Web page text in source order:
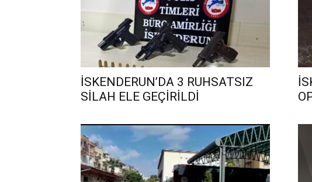
İSKENDERUN’DA 3 RUHSATSIZ
SİLAH ELE GEÇİRİLDİ